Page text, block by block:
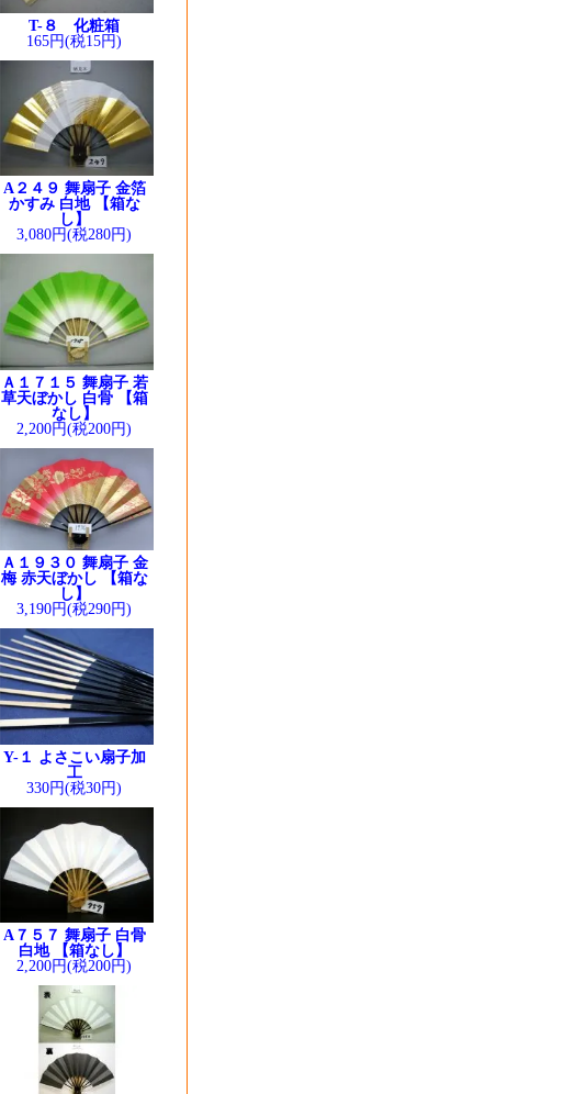
T-８ 化粧箱
165円(税15円)
A２４９ 舞扇子 金箔
かすみ 白地 【箱な
し】
3,080円(税280円)
Ａ１７１５ 舞扇子 若
草天ぼかし 白骨 【箱
なし】
2,200円(税200円)
Ａ１９３０ 舞扇子 金
梅 赤天ぼかし 【箱な
し】
3,190円(税290円)
Y-１ よさこい扇子加
工
330円(税30円)
A７５７ 舞扇子 白骨
白地 【箱なし】
2,200円(税200円)